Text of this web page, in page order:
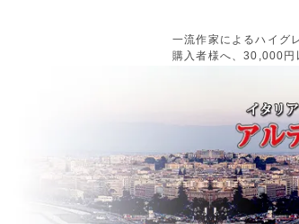
一流作家によるハイグ
購入者様へ、30,000円